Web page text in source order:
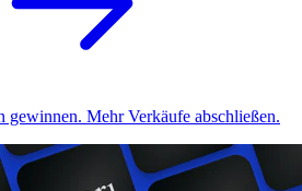
gewinnen. Mehr Verkäufe abschließen.